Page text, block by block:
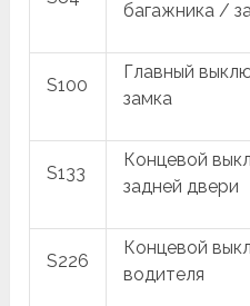
багажника /
S100
Главный
замка
S133
Концевой
задней двери
S226
Концевой
водителя